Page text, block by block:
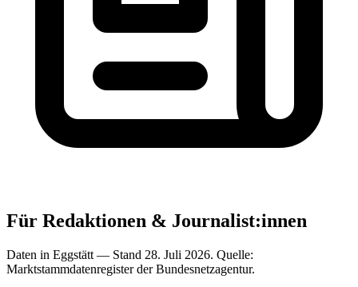
Für Redaktionen & Journalist:innen
Daten in Eggstätt — Stand 28. Juli 2026. Quelle:
Marktstammdatenregister der Bundesnetzagentur.